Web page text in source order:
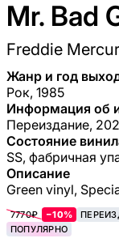
Mr. Bad
Freddie
Жанр и год
Рок, 1985
Информация об
Переиздание,
Состояние
SS, фабричная
Описание
Green vinyl,
7770₽ −10%
ПОПУЛЯРНО